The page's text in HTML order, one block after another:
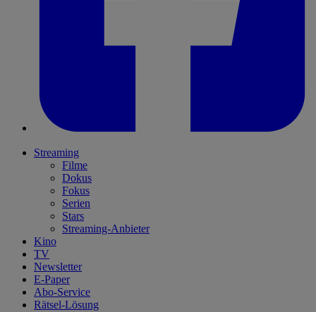
Streaming
Filme
Dokus
Fokus
Serien
Stars
Streaming-Anbieter
Kino
TV
Newsletter
E-Paper
Abo-Service
Rätsel-Lösung